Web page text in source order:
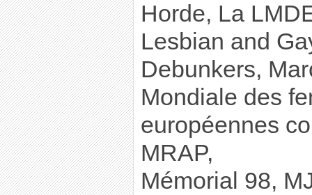
Horde, La
Lesbian and
Debunkers,
Mondiale des
européennes
MRAP,
Mémorial 98,